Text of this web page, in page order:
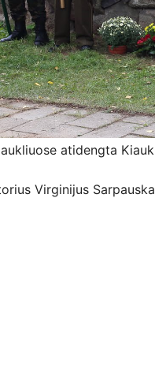
atidengta
Virginijus